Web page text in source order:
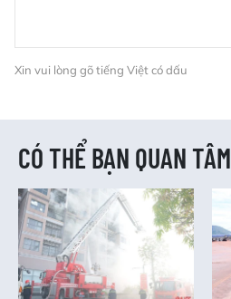
Xin vui lòng gõ tiếng Việt có dấu
CÓ THỂ BẠN QUAN TÂM